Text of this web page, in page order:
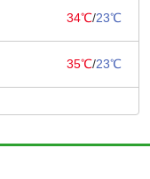
34℃/23℃
35℃/23℃